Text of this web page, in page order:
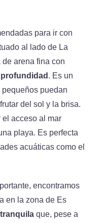
para ir con
al lado de La
arena fina con
. Es un
puedan
del sol y la brisa.
el acceso al mar
playa. Es perfecta
acuáticas como el
encontramos
en la zona de Es
que, pese a